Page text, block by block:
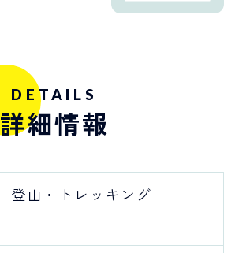
DETAILS
詳細情報
登山・トレッキング